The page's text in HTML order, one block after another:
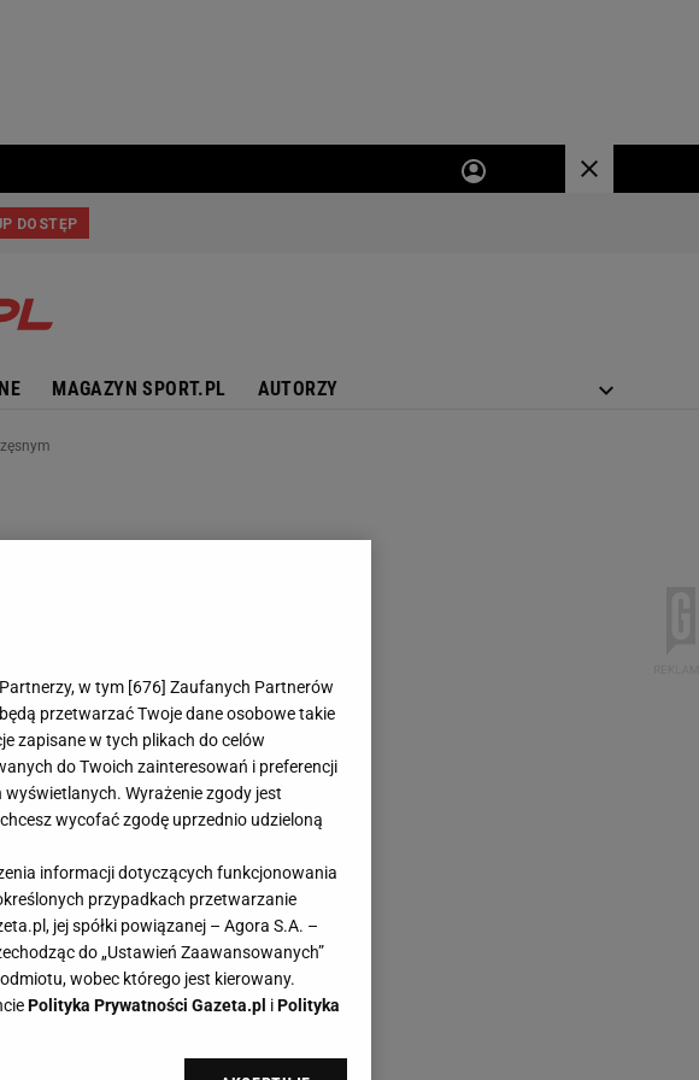
MAGAZYN SPORT.PL AUTORZY
w tym [676] Zaufanych Partnerów
przetwarzać Twoje dane osobowe takie
zapisane w tych plikach do celów
do Twoich zainteresowań i preferencji
Wyrażenie zgody jest
wycofać zgodę uprzednio udzieloną
informacji dotyczących funkcjonowania
przypadkach przetwarzanie
jej spółki powiązanej – Agora S.A. –
do „Ustawień Zaawansowanych”
wobec którego jest kierowany.
Polityka Prywatności Gazeta.pl iPolityka